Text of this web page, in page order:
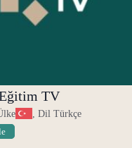
TV
, Dil Türkçe